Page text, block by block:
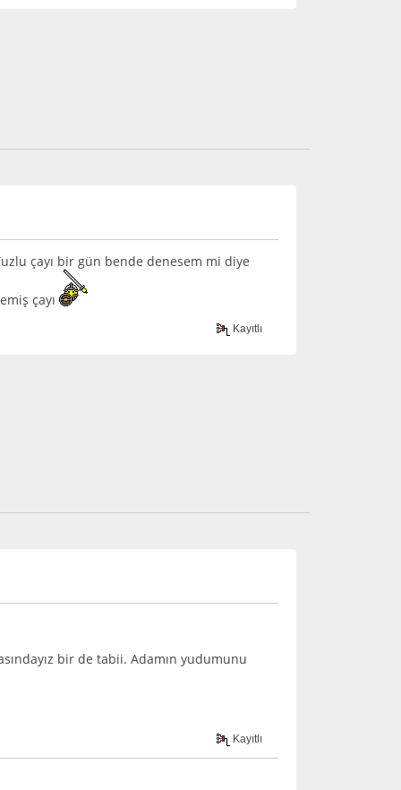
çayı bir gün bende denesem mi diye
çayı
Kayıtlı
bir de tabii. Adamın yudumunu
Kayıtlı